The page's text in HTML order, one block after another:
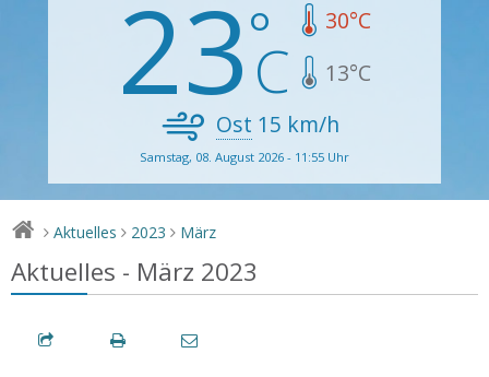
23 30°C
13°C
Ost 15 km/h
Samstag, 08. August 2026 - 11:55 Uhr
> Aktuelles > 2023 > März
Aktuelles - März 2023